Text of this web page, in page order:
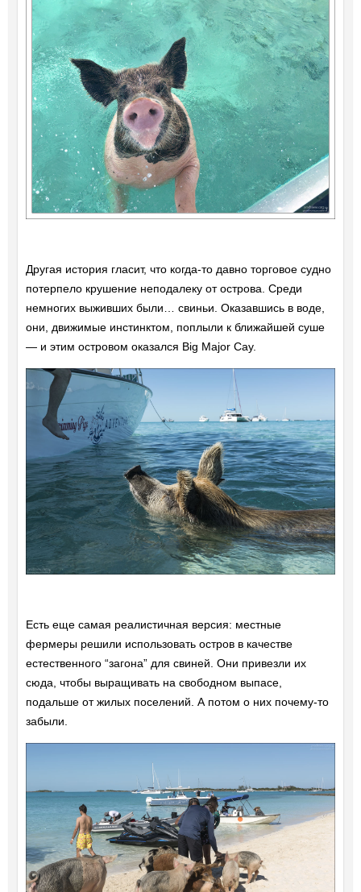
Другая история гласит, что когда-то давно торговое судно
потерпело крушение неподалеку от острова. Среди
немногих выживших были… свиньи. Оказавшись в воде,
они, движимые инстинктом, поплыли к ближайшей суше
— и этим островом оказался Big Major Cay.
Есть еще самая реалистичная версия: местные
фермеры решили использовать остров в качестве
естественного “загона” для свиней. Они привезли их
сюда, чтобы выращивать на свободном выпасе,
подальше от жилых поселений. А потом о них почему-то
забыли.